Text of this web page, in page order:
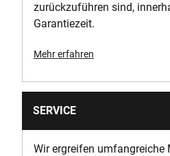
zurückzuführen sind,
Garantiezeit.
Mehr erfahren
SERVICE
Wir ergreifen umfangreiche